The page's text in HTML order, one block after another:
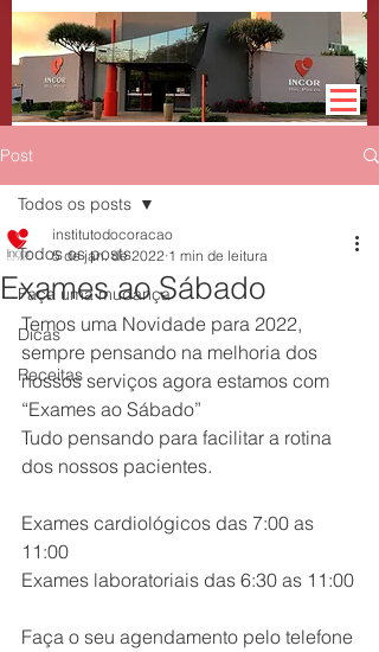
Post
Todos os posts
Faça uma mudança
Dicas
Receitas
Todos os posts
Exames ao Sábado
institutodocoracao
5 de jan. de 2022 1 min de leitura
Temos uma Novidade para 2022,
sempre pensando na melhoria dos
nossos serviços agora estamos com
“Exames ao Sábado”
Tudo pensando para facilitar a rotina
dos nossos pacientes.
Exames cardiológicos das 7:00 as
11:00
Exames laboratoriais das 6:30 as 11:00
Faça o seu agendamento pelo telefone